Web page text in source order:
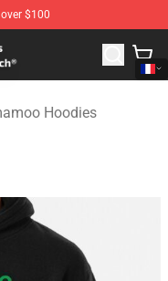
$100
Merchandise Shop
Hoodies